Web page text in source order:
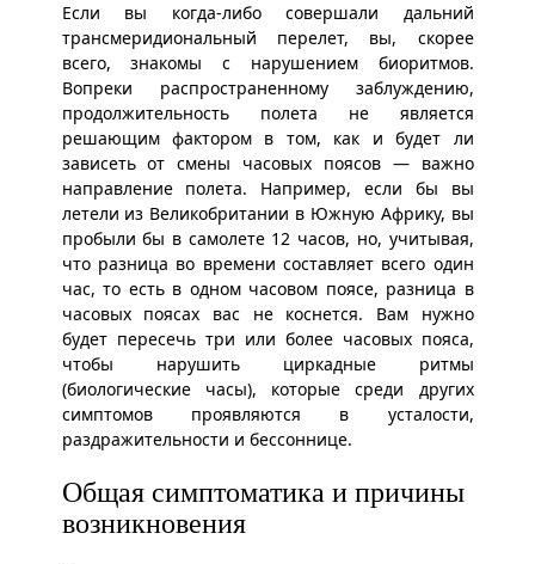
Если вы когда-либо совершали дальний
трансмеридиональный перелет, вы, скорее
всего, знакомы с нарушением биоритмов.
Вопреки распространенному заблуждению,
продолжительность полета не является
решающим фактором в том, как и будет ли
зависеть от смены часовых поясов — важно
направление полета. Например, если бы вы
летели из Великобритании в Южную Африку, вы
пробыли бы в самолете 12 часов, но, учитывая,
что разница во времени составляет всего один
час, то есть в одном часовом поясе, разница в
часовых поясах вас не коснется. Вам нужно
будет пересечь три или более часовых пояса,
чтобы нарушить циркадные ритмы
(биологические часы), которые среди других
симптомов проявляются в усталости,
раздражительности и бессоннице.
Общая симптоматика и причины
возникновения